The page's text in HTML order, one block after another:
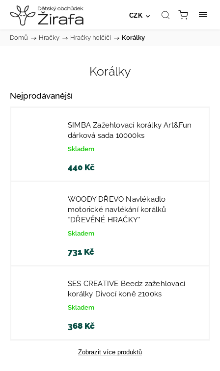
CZK
Domů / Hračky / Hračky holčičí / Korálky
Korálky
Nejprodávanější
SIMBA Zažehlovací korálky Art&Fun
dárková sada 10000ks
Skladem
440 Kč
WOODY DŘEVO Navlékadlo
motorické navlékání korálků
*DŘEVĚNÉ HRAČKY*
Skladem
731 Kč
SES CREATIVE Beedz zažehlovací
korálky Divocí koně 2100ks
Skladem
368 Kč
Zobrazit více produktů